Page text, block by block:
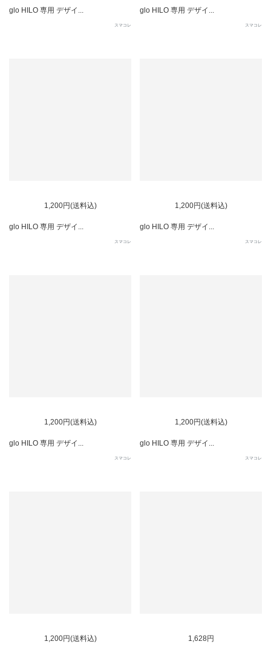
glo HILO 専用 デザイ...
スマコレ
glo HILO 専用 デザイ...
スマコレ
1,200円(送料込)
glo HILO 専用 デザイ...
スマコレ
1,200円(送料込)
glo HILO 専用 デザイ...
スマコレ
1,200円(送料込)
glo HILO 専用 デザイ...
スマコレ
1,200円(送料込)
glo HILO 専用 デザイ...
スマコレ
1,200円(送料込) 1,628円